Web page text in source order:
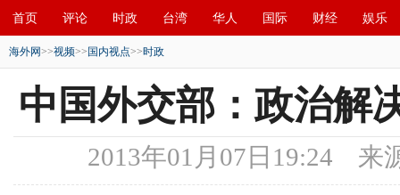
首页 评论 时政 台湾 华人 国际 财经 娱乐
创新 中原 招商 县域
海外网>>视频>> 国内视点>>时政
中国外交部：政治解
2013年01月07日19:24 来